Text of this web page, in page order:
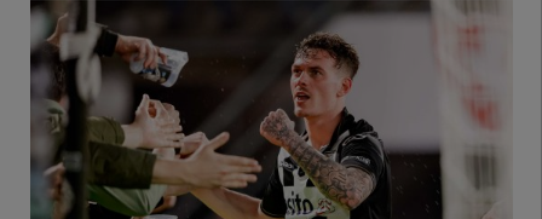
Herakids
Team Zwart Wit
Futsal
eSports